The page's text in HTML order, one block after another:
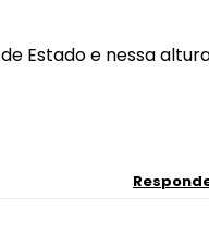
Estado e nessa